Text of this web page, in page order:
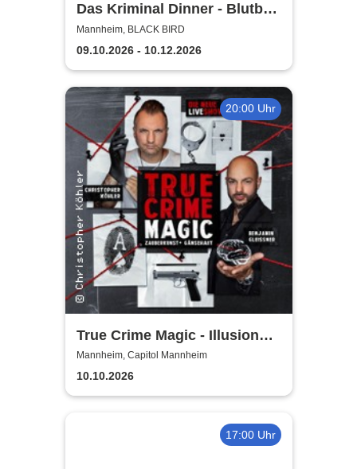
Das Kriminal Dinner - Blutbad
im Gemeinderat
Mannheim, BLACK BIRD
09.10.2026 - 10.12.2026
20:00 Uhr
True Crime Magic - Illusion
trifft auf harte Realität /
Christopher Köhler und
Benjamin Gleissner
Mannheim, Capitol Mannheim
10.10.2026
17:00 Uhr